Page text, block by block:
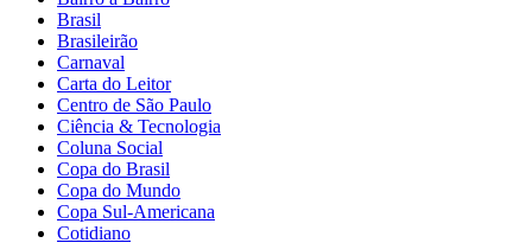
Brasil
Brasileirão
Carnaval
Carta do Leitor
Centro de São Paulo
Ciência & Tecnologia
Coluna Social
Copa do Brasil
Copa do Mundo
Copa Sul-Americana
Cotidiano